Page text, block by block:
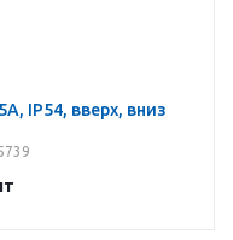
IP54, вверх, вниз